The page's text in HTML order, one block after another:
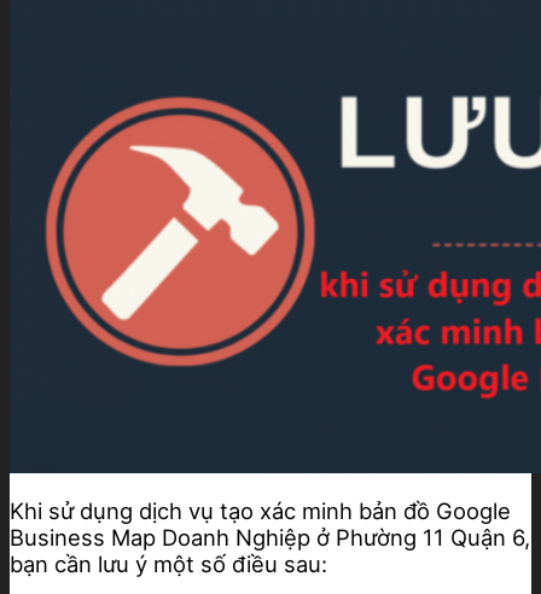
Khi sử dụng dịch vụ tạo xác minh bản đồ Google
Business Map Doanh Nghiệp ở Phường 11 Quận 6,
bạn cần lưu ý một số điều sau: